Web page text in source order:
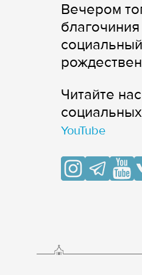
Вечером
Читайте
YouTube